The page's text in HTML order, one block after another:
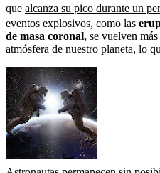
que alcanza su pico durante un
eventos explosivos, como las
de masa coronal, se vuelven
atmósfera de nuestro planeta, lo